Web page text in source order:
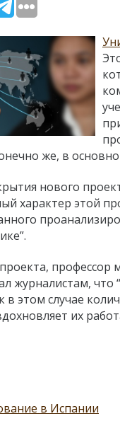
же, в
нового
характер этой
журналистам,
в этом случае
их
в Испании